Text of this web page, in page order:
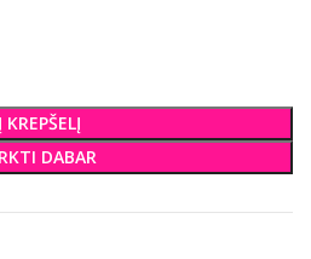
Į KREPŠELĮ
DABAR